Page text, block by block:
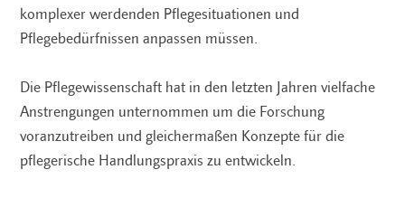
komplexer werdenden Pflegesituationen und
Pflegebedürfnissen anpassen müssen.
Die Pflegewissenschaft hat in den letzten Jahren vielfache
Anstrengungen unternommen um die Forschung
voranzutreiben und gleichermaßen Konzepte für die
pflegerische Handlungspraxis zu entwickeln.